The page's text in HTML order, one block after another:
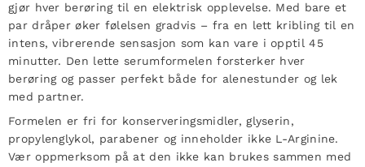
gjør hver berøring til en elektrisk opplevelse. Med bare et
par dråper øker følelsen gradvis – fra en lett kribling til en
intens, vibrerende sensasjon som kan vare i opptil 45
minutter. Den lette serumformelen forsterker hver
berøring og passer perfekt både for alenestunder og lek
med partner.
Formelen er fri for konserveringsmidler, glyserin,
propylenglykol, parabener og inneholder ikke L-Arginine.
Vær oppmerksom på at den ikke kan brukes sammen med